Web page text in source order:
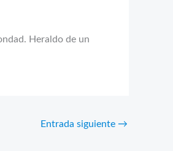
Heraldo de un
Entrada siguiente →